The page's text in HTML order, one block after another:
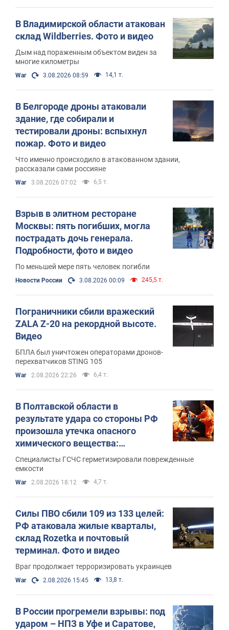
В Владимирской области атакован
склад Wildberries. Фото и видео
Дым над пораженным объектом виден за
многие километры
War 3.08.2026 08:59 14,1 т.
В Белгороде дроны атаковали
здание, где собирали и
тестировали дроны: вспыхнул
пожар. Фото и видео
Что именно происходило в атакованном здании,
рассказали сами россияне
War 3.08.2026 07:02 6,5 т.
Взрыв в элитном ресторане
Москвы: пять погибших, могла
пострадать дочь генерала.
Подробности, фото и видео
По меньшей мере пять человек погибли
Новости России 3.08.2026 00:09 245,5 т.
Пограничники сбили вражеский
ZALA Z-20 на рекордной высоте.
Видео
БПЛА был уничтожен операторами дронов-
перехватчиков STING 105
War 2.08.2026 22:26 6,4 т.
В Полтавской области в
результате удара со стороны РФ
произошла утечка опасного
химического вещества:
подробности и фото
Специалисты ГСЧС герметизировали поврежденные
емкости
War 2.08.2026 18:12 4,7 т.
Силы ПВО сбили 109 из 133 целей:
РФ атаковала жилые кварталы,
склад Rozetka и почтовый
терминал. Фото и видео
Враг продолжает терроризировать украинцев
War 2.08.2026 15:45 13,8 т.
В России прогремели взрывы: под
ударом – НПЗ в Уфе и Саратове,